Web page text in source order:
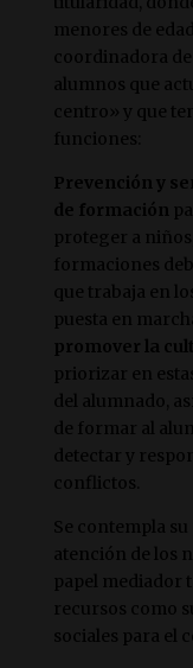
menores de
coordinadora
alumnos que
centro» y que
funciones:
Prevención y
de formación
proteger a
formaciones
que trabaja en
puesta en
promover la
priorizar en
del alumnado,
de formar al
detectar y
conflictos.
Se contempla
atención de los
papel mediador
recursos como
sociales para el